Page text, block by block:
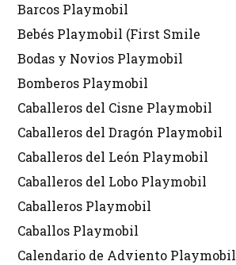
Barcos Playmobil
Bebés Playmobil (First Smile
Bodas y Novios Playmobil
Bomberos Playmobil
Caballeros del Cisne Playmobil
Caballeros del Dragón Playmobil
Caballeros del León Playmobil
Caballeros del Lobo Playmobil
Caballeros Playmobil
Caballos Playmobil
Calendario de Adviento Playmobil